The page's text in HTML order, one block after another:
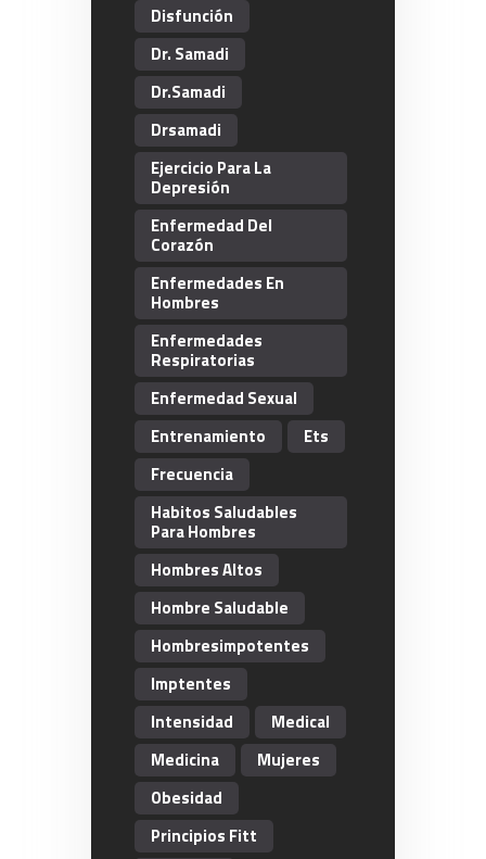
Disfunción
Dr. Samadi
Dr.Samadi
Drsamadi
Ejercicio Para La
Depresión
Enfermedad Del
Corazón
Enfermedades En
Hombres
Enfermedades
Respiratorias
Enfermedad Sexual
Entrenamiento
Ets
Frecuencia
Habitos Saludables
Para Hombres
Hombres Altos
Hombre Saludable
Hombresimpotentes
Imptentes
Intensidad
Medical
Medicina
Mujeres
Obesidad
Principios Fitt